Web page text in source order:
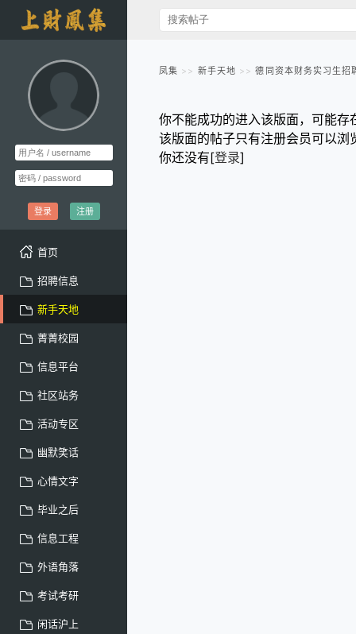
登录 注册
首页
招聘信息
新手天地
菁菁校园
信息平台
社区站务
活动专区
幽默笑话
心情文字
毕业之后
信息工程
外语角落
考试考研
闲话沪上
凤集 新手天地 德同资本财务实习生招
你不能成功的进入该版面，可能存
该版面的帖子只有注册会员可以浏
你还没有[登录]